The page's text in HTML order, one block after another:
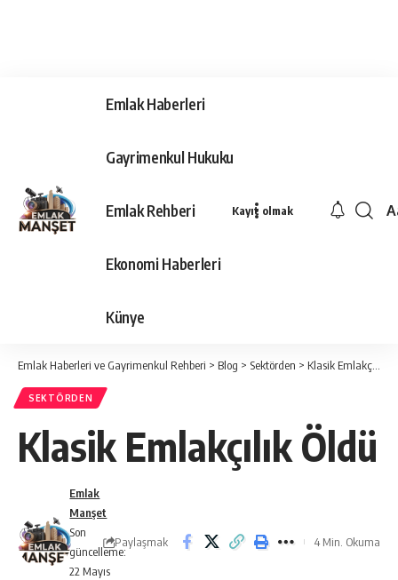
Emlak Haberleri
Gayrimenkul Hukuku
Emlak Rehberi
Ekonomi Haberleri
Künye
Kayıt olmak
Emlak Haberleri ve Gayrimenkul Rehberi > Blog > Sektörden > Klasik Emlakçılık Öldü
SEKTÖRDEN
Klasik Emlakçılık Öldü
Son
güncelleme:
22 Mayıs
Emlak
Manşet
Paylaşmak 4 Min. Okuma